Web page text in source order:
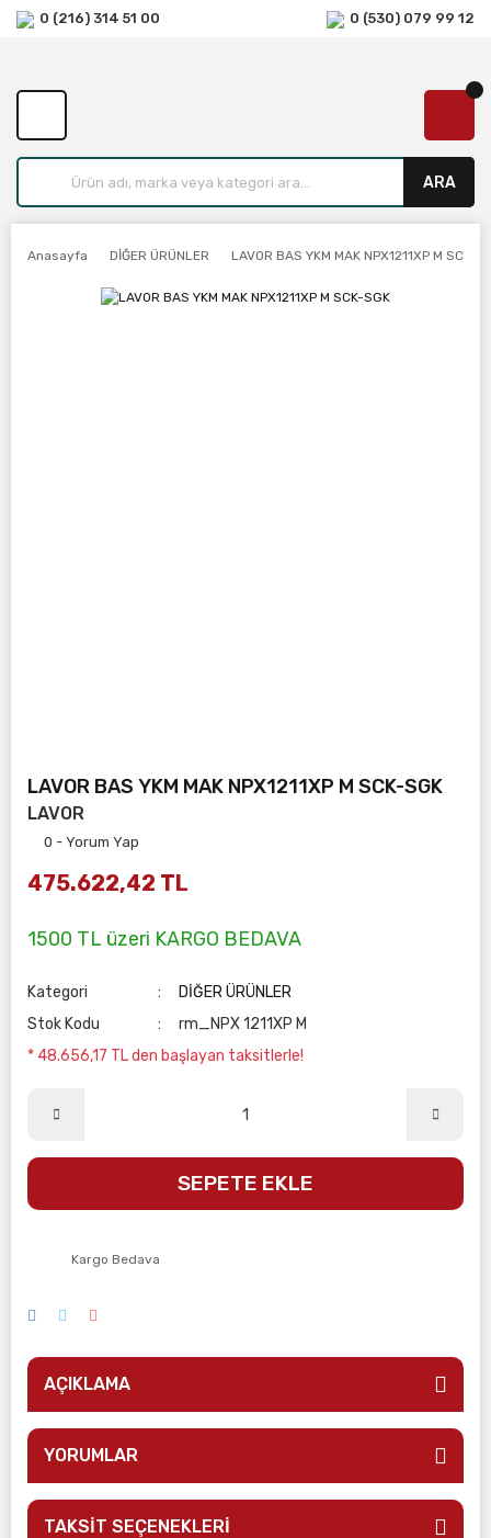
0 (216) 314 51 00 0 (530) 079 99 12
ARA
Anasayfa DİĞER ÜRÜNLER LAVOR BAS YKM MAK NPX1211XP M SCK-
LAVOR BAS YKM MAK NPX1211XP M SCK-SGK
LAVOR
0 - Yorum Yap
475.622,42 TL
1500 TL üzeri KARGO BEDAVA
Kategori
DİĞER ÜRÜNLER
Stok Kodu
rm_NPX 1211XP M
* 48.656,17 TL den başlayan taksitlerle!
SEPETE EKLE
Kargo Bedava
AÇIKLAMA
YORUMLAR
TAKSİT SEÇENEKLERİ